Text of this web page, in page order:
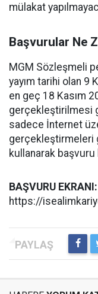
mülakat
Başvurular Ne
MGM Sözleşmeli
yayım tarihi olan 9
en geç 18 Kasım
gerçekleştirilmesi
sadece İnternet
gerçekleştirmeleri
kullanarak
BAŞVURU EKRANI:
https://